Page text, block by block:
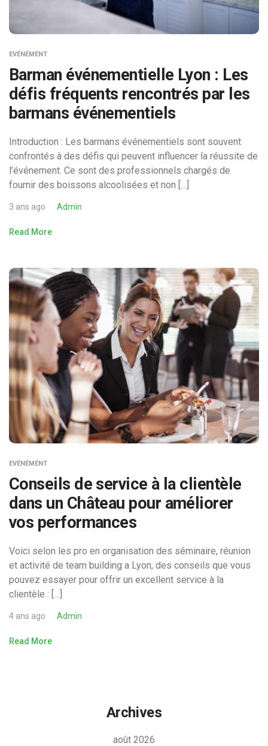
EVÉNÉMÉNT
Barman événementielle Lyon : Les
défis fréquents rencontrés par les
barmans événementiels
Introduction : Les barmans événementiels sont souvent
confrontés à des défis qui peuvent influencer la réussite de
l’événement. Ce sont des professionnels chargés de
fournir des boissons alcoolisées et non […]
3 ans ago Admin
Read More
EVÉNÉMÉNT
Conseils de service à la clientèle
dans un Château pour améliorer
vos performances
Voici selon les pro en organisation des séminaire, réunion
et activité de team building a Lyon, des conseils que vous
pouvez essayer pour offrir un excellent service à la
clientèle : […]
4 ans ago Admin
Read More
Archives
août 2026